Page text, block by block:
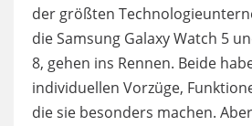
der größten
die Samsung Galaxy Watch 5
8, gehen ins Rennen. Beide
individuellen Vorzüge,
die sie besonders machen.